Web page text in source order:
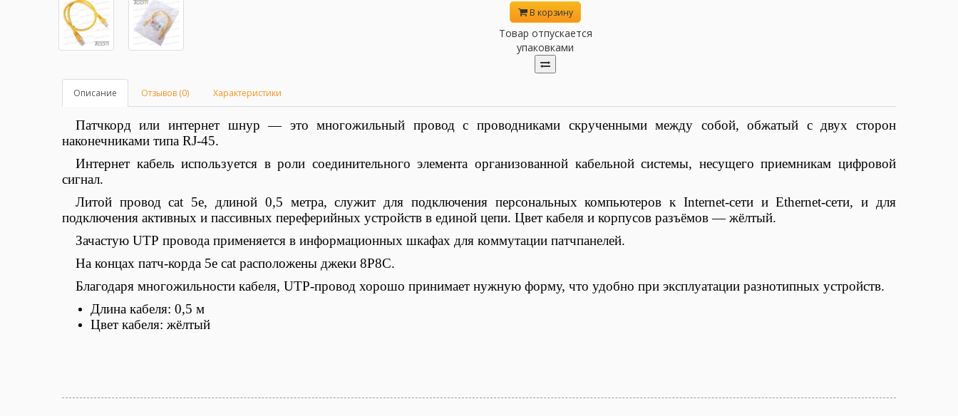
В корзину
Товар отпускается
упаковками
Описание Отзывов (0) Характеристики
Патчкорд или интернет шнур — это многожильный провод с проводниками скрученными между собой, обжатый с двух сторон
наконечниками типа RJ-45.
Интернет кабель используется в роли соединительного элемента организованной кабельной системы, несущего приемникам цифровой
сигнал.
Литой провод cat 5e, длиной 0,5 метра, служит для подключения персональных компьютеров к Internet-сети и Ethernet-сети, и для
подключения активных и пассивных переферийных устройств в единой цепи. Цвет кабеля и корпусов разъёмов — жёлтый.
Зачастую UTP провода применяется в информационных шкафах для коммутации патчпанелей.
На концах патч-корда 5e cat расположены джеки 8P8C.
Благодаря многожильности кабеля, UTP-провод хорошо принимает нужную форму, что удобно при эксплуатации разнотипных устройств.
Длина кабеля: 0,5 м
Цвет кабеля: жёлтый